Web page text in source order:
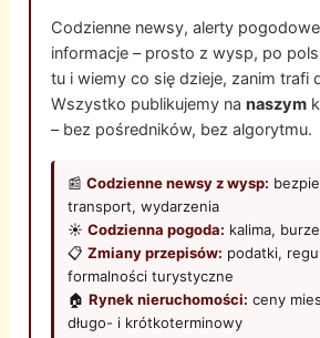
Codzienne newsy, alerty
informacje – prosto z wysp, po
tu i wiemy co się dzieje, zanim trafi
Wszystko publikujemy nanaszym
– bez pośredników, bez algorytmu.
📰Codzienne newsy z wysp:
transport, wydarzenia
☀️Codzienna pogoda: kalima,
📋Zmiany przepisów: podatki,
formalności turystyczne
🏠Rynek nieruchomości: ceny
długo- i krótkoterminowy